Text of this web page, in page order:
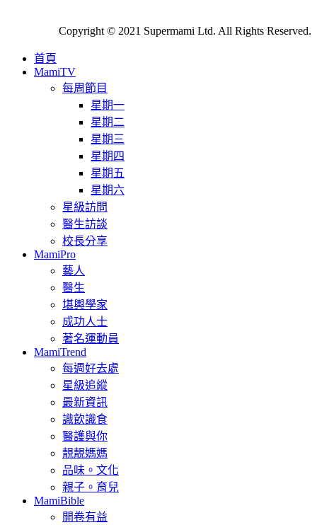
Copyright © 2021 Supermami Ltd. All Rights Reserved.
首頁
MamiTV
每周節目
星期一
星期二
星期三
星期四
星期五
星期六
星級訪問
醫生訪談
校長分享
MamiPro
藝人
醫生
堪輿學家
成功人士
著名運動員
MamiTrend
每週好去處
星級追縱
最新資訊
識飲識食
醫護與你
靚靚媽媽
品味。文化
親子。育兒
MamiBible
開卷有益